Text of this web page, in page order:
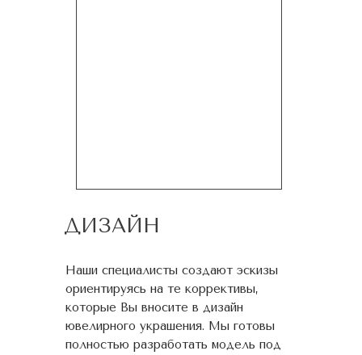
ДИЗАЙН
Наши специалисты создают эскизы
ориентируясь на те коррективы,
которые Вы вносите в дизайн
ювелирного украшения. Мы готовы
полностью разработать модель под